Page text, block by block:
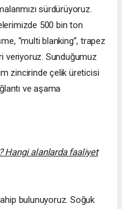
sürdürüyoruz.
500 bin ton
“multi blanking”, trapez
veriyoruz. Sunduğumuz
zincirinde çelik üreticisi
ve aşama
Hangi alanlarda faaliyet
bulunuyoruz. Soğuk